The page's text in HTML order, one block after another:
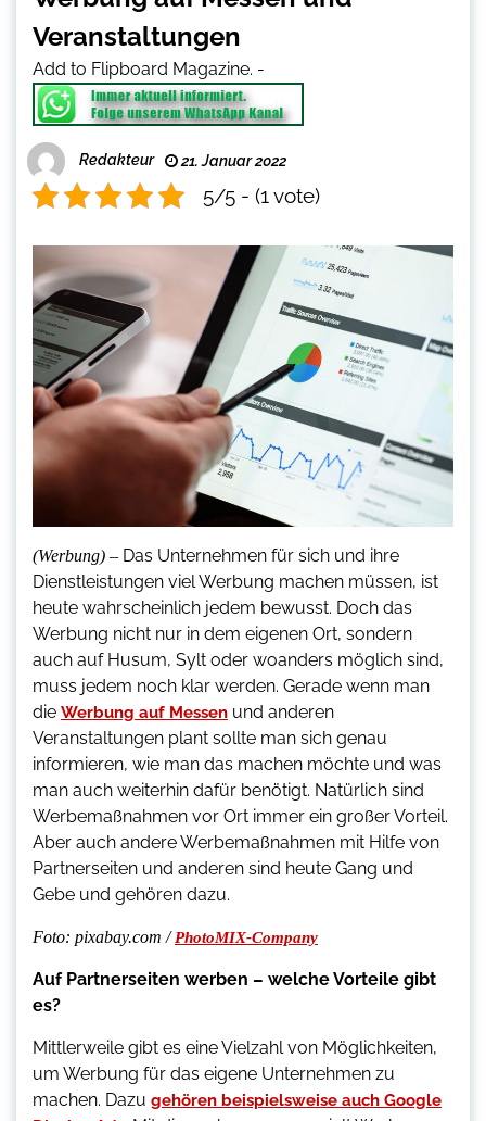
Veranstaltungen
Add to Flipboard Magazine. -
Redakteur 21. Januar 2022
5/5 - (1 vote)
(Werbung) – Das Unternehmen für sich und ihre
Dienstleistungen viel Werbung machen müssen, ist
heute wahrscheinlich jedem bewusst. Doch das
Werbung nicht nur in dem eigenen Ort, sondern
auch auf Husum, Sylt oder woanders möglich sind,
muss jedem noch klar werden. Gerade wenn man
die Werbung auf Messen und anderen
Veranstaltungen plant sollte man sich genau
informieren, wie man das machen möchte und was
man auch weiterhin dafür benötigt. Natürlich sind
Werbemaßnahmen vor Ort immer ein großer Vorteil.
Aber auch andere Werbemaßnahmen mit Hilfe von
Partnerseiten und anderen sind heute Gang und
Gebe und gehören dazu.
Foto: pixabay.com /PhotoMIX-Company
Auf Partnerseiten werben – welche Vorteile gibt
es?
Mittlerweile gibt es eine Vielzahl von Möglichkeiten,
um Werbung für das eigene Unternehmen zu
machen. Dazu gehören beispielsweise auch Google